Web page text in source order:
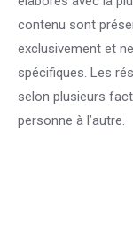
contenu sont
exclusivement et
spécifiques. Les
selon plusieurs
personne à l’autre.